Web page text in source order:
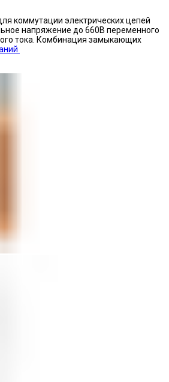
коммутации электрических цепей
напряжение до 660В переменного
тока. Комбинация замыкающих